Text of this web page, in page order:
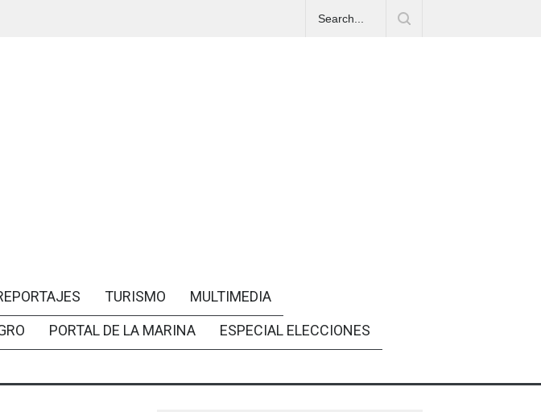
TURISMO
MULTIMEDIA
PORTAL DE LA MARINA
ESPECIAL ELECCIONES